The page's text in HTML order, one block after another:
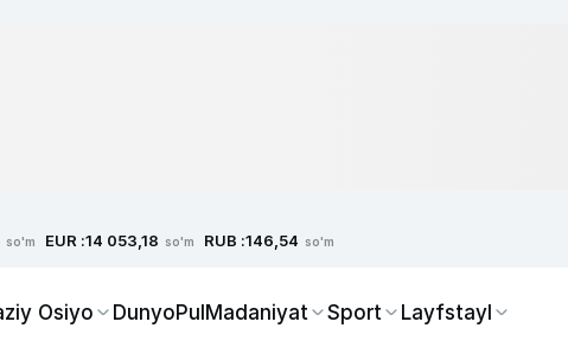
so'm EUR :14 053,18 so'm RUB :146,54 so'm
Osiyo DunyoPulMadaniyat Sport Layfstayl